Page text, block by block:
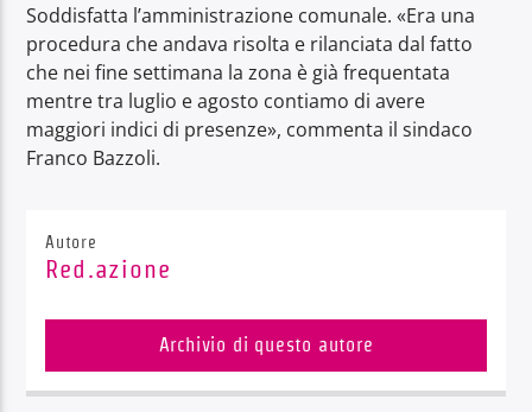
Soddisfatta l’amministrazione comunale. «Era una
procedura che andava risolta e rilanciata dal fatto
che nei fine settimana la zona è già frequentata
mentre tra luglio e agosto contiamo di avere
maggiori indici di presenze», commenta il sindaco
Franco Bazzoli.
Autore
Red.azione
Archivio di questo autore